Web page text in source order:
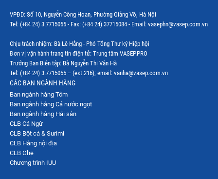
VPĐD: Số 10, Nguyễn Công Hoan, Phường Giảng Võ, Hà Nội
Tel: (+84 24) 3.7715055 - Fax: (+84 24) 37715084 - Email: vasephn@vasep.com.vn
Chịu trách nhiệm: Bà Lê Hằng - Phó Tổng Thư ký Hiệp hội
Đơn vị vận hành trang tin điện tử: Trung tâm VASEP.PRO
Trưởng Ban Biên tập: Bà Nguyễn Thị Vân Hà
Tel: (+84 24) 3.7715055 – (ext.216); email: vanha@vasep.com.vn
CÁC BAN NGÀNH HÀNG
Ban ngành hàng Tôm
Ban ngành hàng Cá nước ngọt
Ban ngành hàng Hải sản
CLB Cá Ngừ
CLB Bột cá & Surimi
CLB Hàng nội địa
CLB Ghẹ
Chương trình IUU